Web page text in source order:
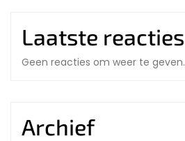
Laatste reacties
Geen reacties om weer te geven.
Archief